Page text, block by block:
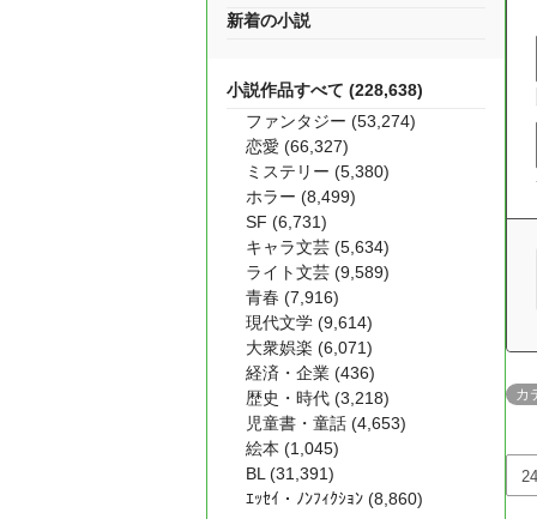
カ
新着の小説
小説作品すべて (228,638)
ファンタジー (53,274)
恋愛 (66,327)
ミステリー (5,380)
ホラー (8,499)
SF (6,731)
キャラ文芸 (5,634)
ライト文芸 (9,589)
青春 (7,916)
現代文学 (9,614)
大衆娯楽 (6,071)
経済・企業 (436)
歴史・時代 (3,218)
児童書・童話 (4,653)
絵本 (1,045)
BL (31,391)
ｴｯｾｲ・ﾉﾝﾌｨｸｼｮﾝ (8,860)